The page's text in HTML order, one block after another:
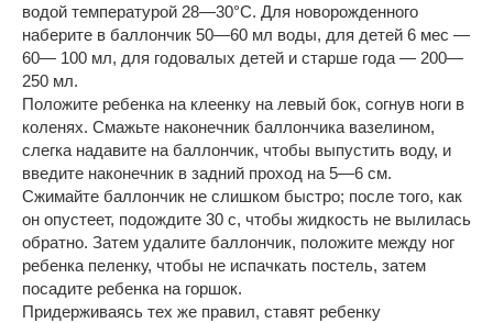
водой температурой 28—30°С. Для новорожденного
наберите в баллончик 50—60 мл воды, для детей 6 мес —
60— 100 мл, для годовалых детей и старше года — 200—
250 мл.
Положите ребенка на клеенку на левый бок, согнув ноги в
коленях. Смажьте наконечник баллончика вазелином,
слегка надавите на баллончик, чтобы выпустить воду, и
введите наконечник в задний проход на 5—6 см.
Сжимайте баллончик не слишком быстро; после того, как
он опустеет, подождите 30 с, чтобы жидкость не вылилась
обратно. Затем удалите баллончик, положите между ног
ребенка пеленку, чтобы не испачкать постель, затем
посадите ребенка на горшок.
Придерживаясь тех же правил, ставят ребенку